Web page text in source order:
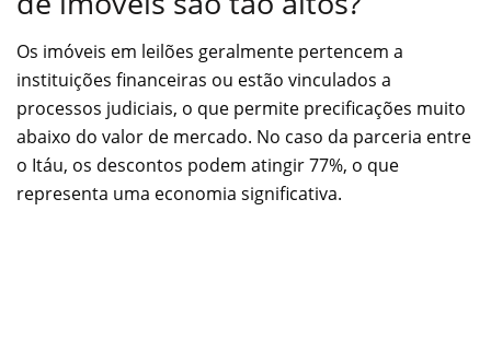
Os imóveis em leilões geralmente pertencem a
instituições financeiras ou estão vinculados a
processos judiciais, o que permite precificações muito
abaixo do valor de mercado. No caso da parceria entre
o Itáu, os descontos podem atingir 77%, o que
representa uma economia significativa.